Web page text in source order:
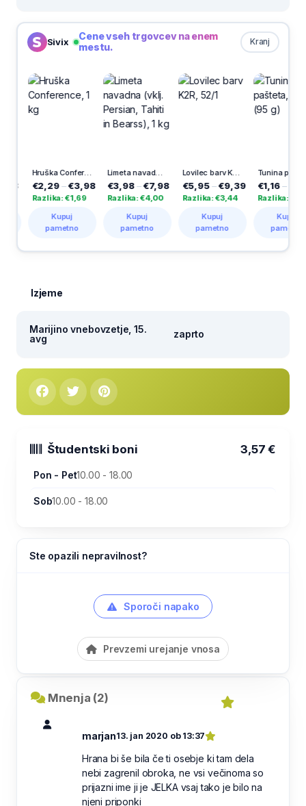
Sivix Kranj
Cene vseh trgovcev na enem
mestu.
Hruška Conference, 1 kg
– €3,98
€1,69
Limeta navadna (vklj. Persian, Tahiti in Bearss), 1 kg
€3,98– €7,98
Razlika: €4,00
pametno
Lovilec barv K2R, 52/1
€5,95– €9,39
Razlika: €3,44
pametno
Tunina pašteta, Argeta (95 g)
€1,16–€2,49
Razlika: €1,33
pametno
Izjeme
Marijino vnebovzetje, 15.
avg
zaprto
Študentski boni 3,57 €
Pon - Pet10.00 - 18.00
Sob10.00 - 18.00
Ste opazili nepravilnost?
Sporoči napako
Prevzemi urejanje vnosa
Mnenja (2)
marjan13. jan 2020 ob 13:37
Hrana bi še bila če ti osebje ki tam dela
nebi zagrenil obroka, ne vsi večinoma so
prijazni ime ji je JELKA vsaj tako je bilo na
njeni priponki